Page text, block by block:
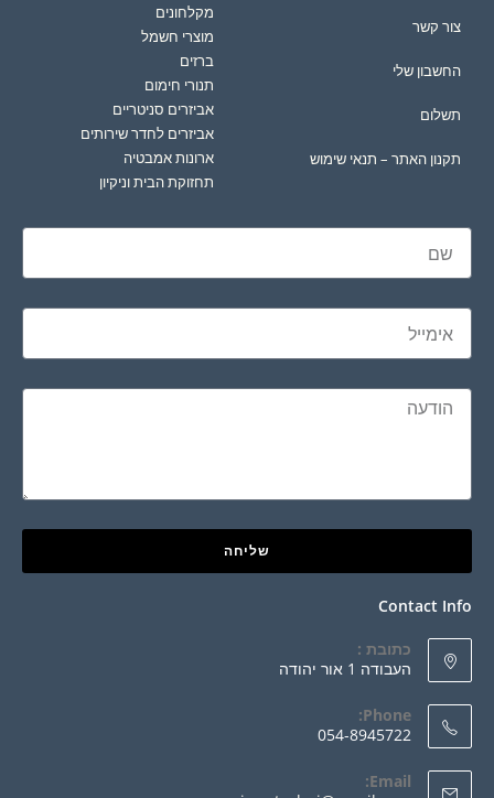
צור קשר
החשבון שלי
תשלום
תקנון האתר – תנאי שימוש
מקלחונים
מוצרי חשמל
ברזים
תנורי חימום
אביזרים סניטריים
אביזרים לחדר שירותים
ארונות אמבטיה
תחזוקת הבית וניקיון
שליחה
Contact Info
כתובת :
העבודה 1 אור יהודה
Phone:
054-8945722
Email: